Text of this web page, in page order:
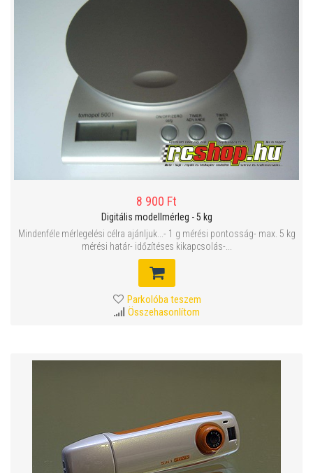
8 900 Ft
Digitális modellmérleg - 5 kg
Mindenféle mérlegelési célra ajánljuk...- 1 g mérési pontosság- max. 5 kg
mérési határ- időzítéses kikapcsolás-...
Parkolóba teszem
Összehasonlítom